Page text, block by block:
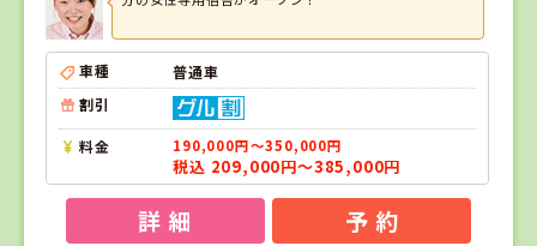
車種
普通車
割引
料金 190,000円～350,000円
税込 209,000円～385,000円
詳 細 予 約